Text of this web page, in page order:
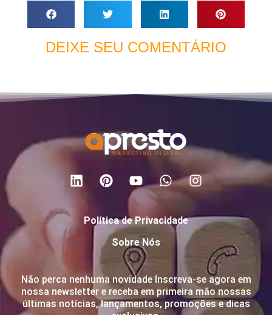
DEIXE SEU COMENTÁRIO
Política de Privacidade
Sobre Nós
Não perca nenhuma novidade Inscreva-se agora em
nossa newsletter e receba em primeira mão nossas
últimas notícias, lançamentos, promoções e dicas